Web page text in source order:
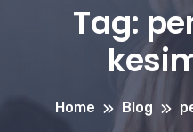
Tag:
Home Blog